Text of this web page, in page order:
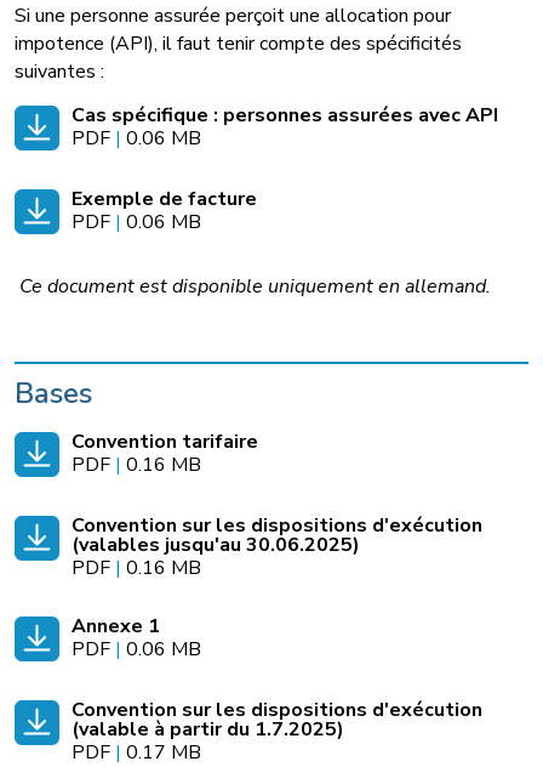
Si une personne assurée perçoit une allocation pour
impotence (API), il faut tenir compte des spécificités
suivantes :
Cas spécifique : personnes assurées avec API
PDF | 0.06 MB
Exemple de facture
PDF | 0.06 MB
Ce document est disponible uniquement en allemand.
Bases
Convention tarifaire
PDF | 0.16 MB
Convention sur les dispositions d'exécution
(valables jusqu'au 30.06.2025)
PDF | 0.16 MB
Annexe 1
PDF | 0.06 MB
Convention sur les dispositions d'exécution
(valable à partir du 1.7.2025)
PDF | 0.17 MB